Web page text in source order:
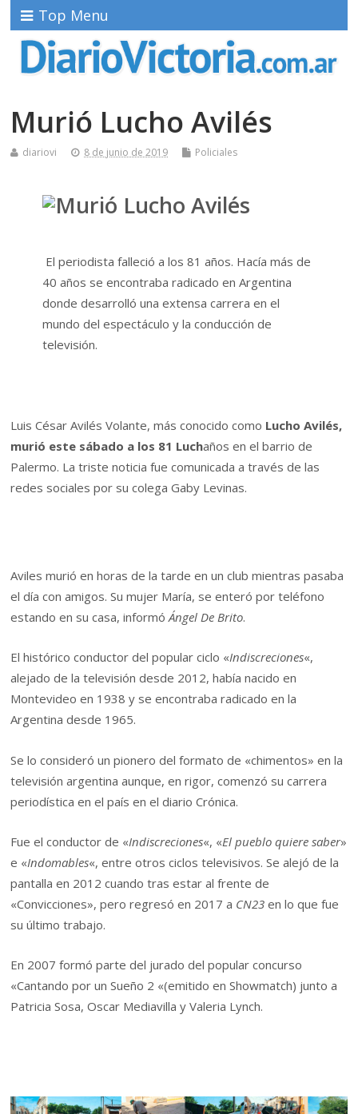
Top Menu
Murió Lucho Avilés
diariovi 8 de junio de 2019 Policiales
El periodista falleció a los 81 años. Hacía más de
40 años se encontraba radicado en Argentina
donde desarrolló una extensa carrera en el
mundo del espectáculo y la conducción de
televisión.
Luis César Avilés Volante, más conocido como Lucho Avilés,
murió este sábado a los 81 Luchaños en el barrio de
Palermo. La triste noticia fue comunicada a través de las
redes sociales por su colega Gaby Levinas.
Aviles murió en horas de la tarde en un club mientras pasaba
el día con amigos. Su mujer María, se enteró por teléfono
estando en su casa, informóÁngel De Brito.
El histórico conductor del popular ciclo «Indiscreciones«,
alejado de la televisión desde 2012, había nacido en
Montevideo en 1938 y se encontraba radicado en la
Argentina desde 1965.
Se lo consideró un pionero del formato de «chimentos» en la
televisión argentina aunque, en rigor, comenzó su carrera
periodística en el país en el diario Crónica.
Fue el conductor de «Indiscreciones«, «El pueblo quiere saber»
e «Indomables«, entre otros ciclos televisivos. Se alejó de la
pantalla en 2012 cuando tras estar al frente de
«Convicciones», pero regresó en 2017 a CN23 en lo que fue
su último trabajo.
En 2007 formó parte del jurado del popular concurso
«Cantando por un Sueño 2 «(emitido en Showmatch) junto a
Patricia Sosa, Oscar Mediavilla y Valeria Lynch.